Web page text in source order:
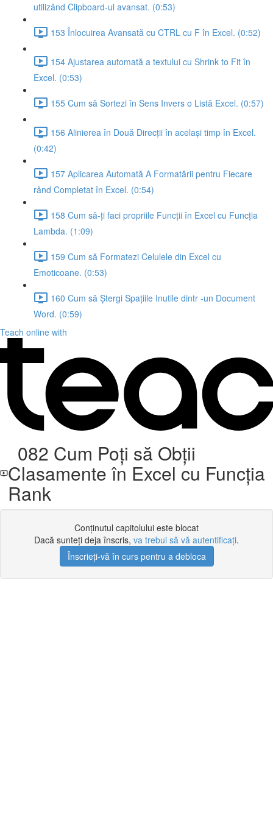
utilizând Clipboard-ul avansat. (0:53)
153 Înlocuirea Avansată cu CTRL cu F în Excel. (0:52)
154 Ajustarea automată a textului cu Shrink to Fit în
Excel. (0:53)
155 Cum să Sortezi în Sens Invers o Listă Excel. (0:57)
156 Alinierea în Două Direcții în același timp în Excel.
(0:42)
157 Aplicarea Automată A Formatării pentru Fiecare
rând Completat în Excel. (0:54)
158 Cum să-ți faci propriile Funcții în Excel cu Funcția
Lambda. (1:09)
159 Cum să Formatezi Celulele din Excel cu
Emoticoane. (0:53)
160 Cum să Ștergi Spațiile Inutile dintr -un Document
Word. (0:59)
Teach online with
082 Cum Poți să Obții
Clasamente în Excel cu Funcția
Rank
Conținutul capitolului este blocat
Dacă sunteți deja înscris, va trebui să vă autentificați.
Înscrieți-vă în curs pentru a debloca